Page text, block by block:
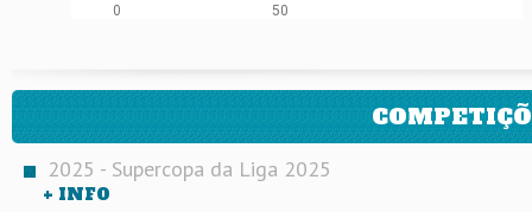
0 50
2025 - Supercopa da Liga 2025
+ INFO